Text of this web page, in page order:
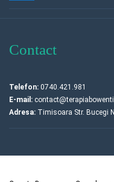
Contact
Telefon: 0740.421.981
E-mail:
Adresa: Timisoara Str. Bucegi